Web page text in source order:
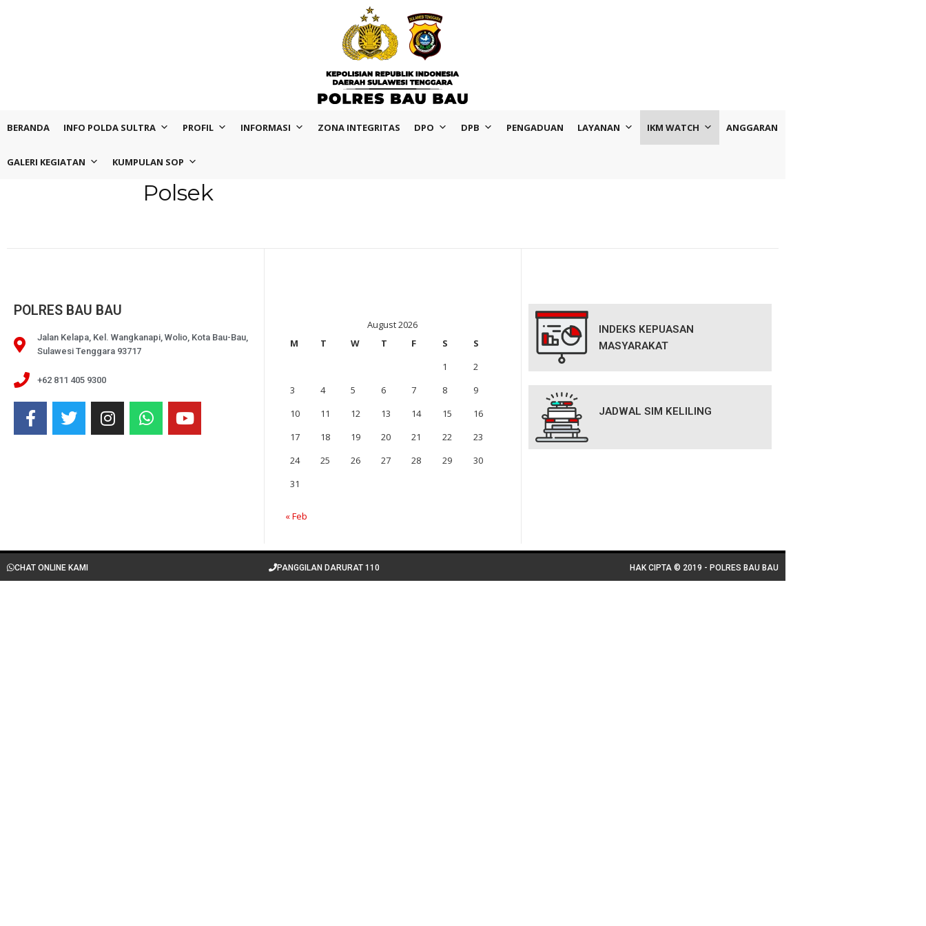
BERANDA INFO POLDA SULTRA PROFIL INFORMASI ZONA INTEGRITAS DPO DPB PENGADUAN LAYANAN IKM WATCH ANGGARAN
GALERI KEGIATAN KUMPULAN SOP
Polsek
POLRES BAU BAU
Jalan Kelapa, Kel. Wangkanapi, Wolio, Kota Bau-Bau,
Sulawesi Tenggara 93717
+62 811 405 9300
August 2026
M
T W T F S
S
1
2
3
4 5 6 7 8
9
10
11 12 13 14 15
16
17
18 19 20 21 22
23
24
25 26 27 28 29
30
31
« Feb
INDEKS KEPUASAN
MASYARAKAT
JADWAL SIM KELILING
CHAT ONLINE KAMI PANGGILAN DARURAT 110 HAK CIPTA © 2019 - POLRES BAU BAU